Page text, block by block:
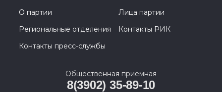
О партии
Лица партии
Региональные отделения
Контакты РИК
Контакты пресс-службы
Общественная приемная
8(3902) 35-89-10